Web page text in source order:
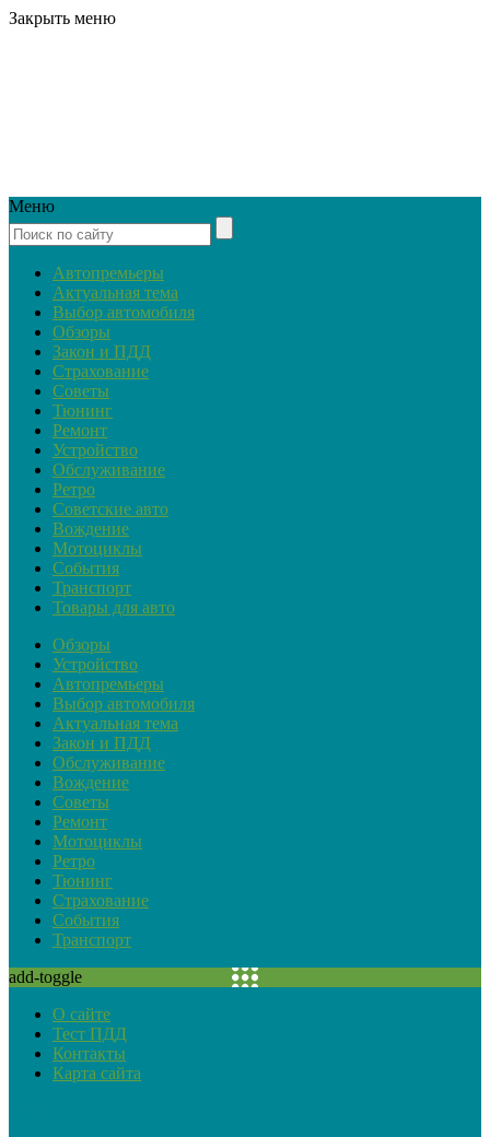
Закрыть меню
Меню
Автопремьеры
Актуальная тема
Выбор автомобиля
Обзоры
Закон и ПДД
Страхование
Советы
Тюнинг
Ремонт
Устройство
Обслуживание
Ретро
Советские авто
Вождение
Мотоциклы
События
Транспорт
Товары для авто
Обзоры
Устройство
Автопремьеры
Выбор автомобиля
Актуальная тема
Закон и ПДД
Обслуживание
Вождение
Советы
Ремонт
Мотоциклы
Ретро
Тюнинг
Страхование
События
Транспорт
add-toggle
О сайте
Тест ПДД
Контакты
Карта сайта